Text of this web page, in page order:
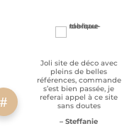
Joli site de déco avec
pleins de belles
références, commande
s’est bien passée, je
referai appel à ce site
sans doutes
– Steffanie